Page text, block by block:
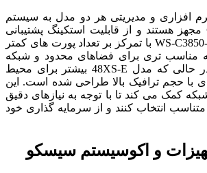
افزاری و مدیریتی هر دو مدل به سیستم
عامل Cisco IOS XE مجهز هستند و از قابلیت استکینگ پشتیبانی
می کنند، اما WS-C3850-24XS-E با تمرکز بر تعداد پورت های کمتر
مناسب تری برای فضاهای محدود و شبکه
های متوسط است. در حالی که مدل 48XS-E بیشتر برای محیط
با حجم ترافیک بالا طراحی شده است. این
کمک می کند تا با توجه به نیازهای دقیق
انتخاب کنند و از سرمایه گذاری خود
و اکوسیستم سیسکو